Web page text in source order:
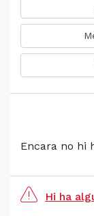
Encara no hi
Hi ha